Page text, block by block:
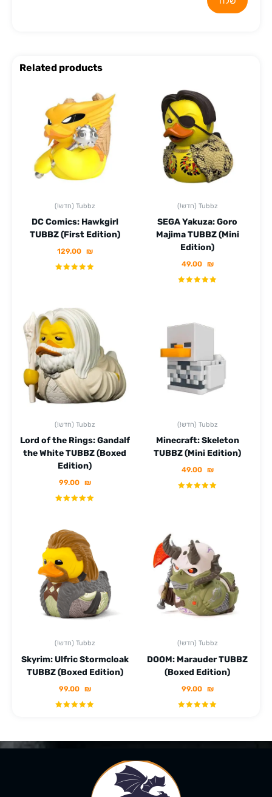
Related products
(!חדש) Tubbz
DC Comics: Hawkgirl
TUBBZ (First Edition)
129.00 ₪
(!חדש) Tubbz
SEGA Yakuza: Goro
Majima TUBBZ (Mini
Edition)
49.00 ₪
(!חדש) Tubbz
Lord of the Rings: Gandalf
the White TUBBZ (Boxed
Edition)
99.00 ₪
(!חדש) Tubbz
Minecraft: Skeleton
TUBBZ (Mini Edition)
49.00 ₪
(!חדש) Tubbz
Skyrim: Ulfric Stormcloak
TUBBZ (Boxed Edition)
99.00 ₪
(!חדש) Tubbz
DOOM: Marauder TUBBZ
(Boxed Edition)
99.00 ₪